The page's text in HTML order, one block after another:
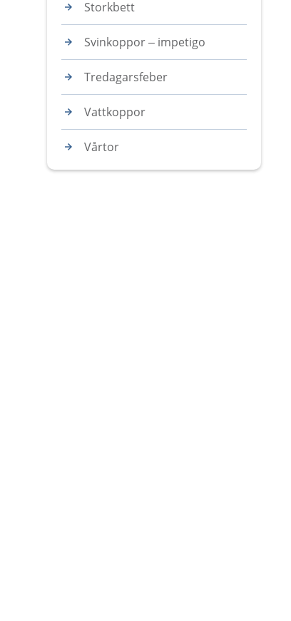
Storkbett
Svinkoppor – impetigo
Tredagarsfeber
Vattkoppor
Vårtor